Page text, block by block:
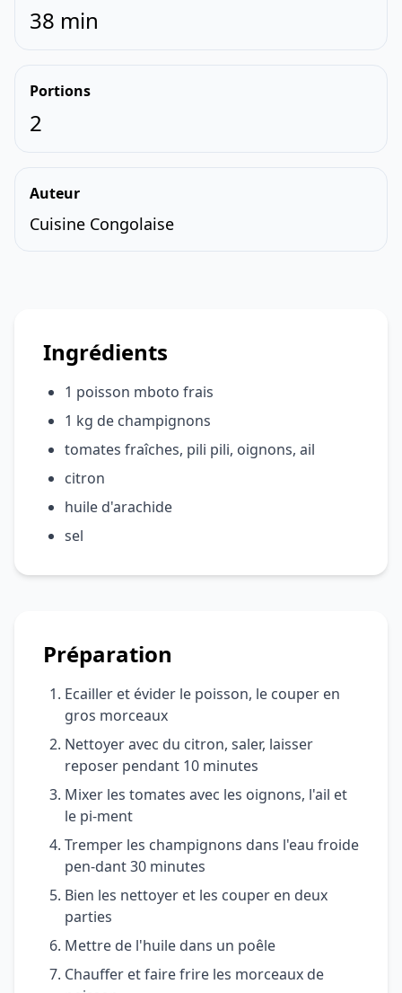
38 min
Portions
2
Auteur
Cuisine Congolaise
Ingrédients
1 poisson mboto frais
1 kg de champignons
tomates fraîches, pili pili, oignons, ail
citron
huile d'arachide
sel
Préparation
Ecailler et évider le poisson, le couper en
gros morceaux
Nettoyer avec du citron, saler, laisser
reposer pendant 10 minutes
Mixer les tomates avec les oignons, l'ail et
le pi-ment
Tremper les champignons dans l'eau froide
pen-dant 30 minutes
Bien les nettoyer et les couper en deux
parties
Mettre de l'huile dans un poêle
Chauffer et faire frire les morceaux de